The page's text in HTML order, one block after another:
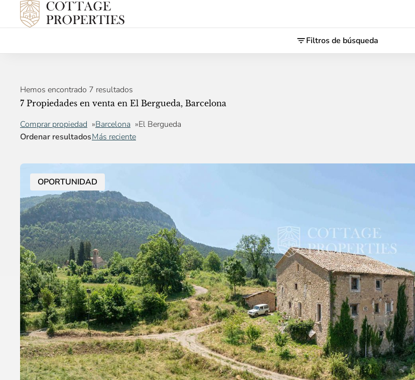
Filtros de búsqueda
Hemos encontrado 7 resultados
7 Propiedades en venta en El Bergueda, Barcelona
Comprar propiedad Barcelona
El Bergueda
Ordenar resultadosMás reciente
OPORTUNIDAD